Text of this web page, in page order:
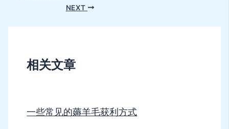
NEXT
相关文章
一些常见的薅羊毛获利方式